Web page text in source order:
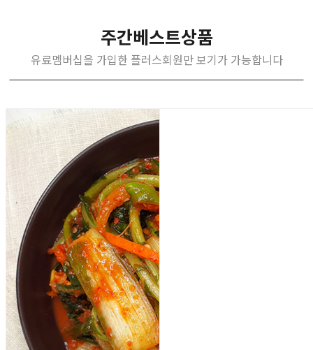
주간베스트상품
유료멤버십을 가입한 플러스회원만 보기가 가능합니다